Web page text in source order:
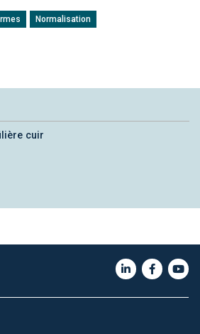
Normalisation
cuir